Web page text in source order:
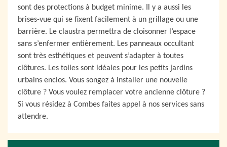
sont des protections à budget minime. Il y a aussi les
brises-vue qui se fixent facilement à un grillage ou une
barrière. Le claustra permettra de cloisonner l’espace
sans s’enfermer entièrement. Les panneaux occultant
sont très esthétiques et peuvent s’adapter à toutes
clôtures. Les toiles sont idéales pour les petits jardins
urbains enclos. Vous songez à installer une nouvelle
clôture ? Vous voulez remplacer votre ancienne clôture ?
Si vous résidez à Combes faites appel à nos services sans
attendre.